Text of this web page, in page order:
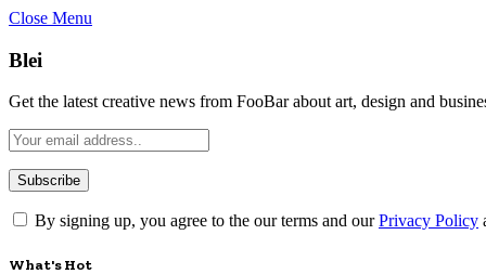
Close Menu
Blei
Get the latest creative news from FooBar about art, design and
By signing up, you agree to the our terms and ourPrivacy Policy
What's Hot